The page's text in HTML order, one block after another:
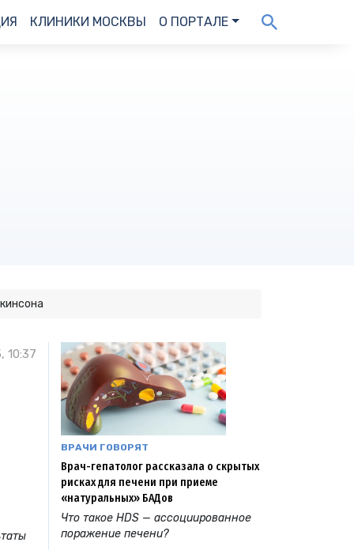
КЛИНИКИ МОСКВЫ О ПОРТАЛЕ
10:37
ВРАЧИ ГОВОРЯТ
Врач-гепатолог рассказала о скрытых
рисках для печени при приеме
«натуральных» БАДов
Что такое HDS — ассоциированное
поражение печени?